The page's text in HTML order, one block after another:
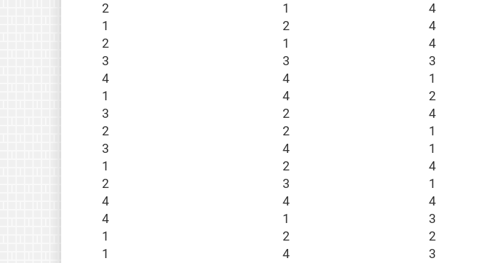
2
1 4
1
2 4
2
1 4
3
3 3
4
4 1
1
4 2
3
2 4
2
2 1
3
4 1
1
2 4
2
3 1
4
4 4
4
1 3
1
2 2
1
4 3